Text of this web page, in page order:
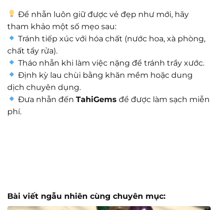
Để nhẫn luôn giữ được vẻ đẹp như mới, hãy
tham khảo một số mẹo sau:
Tránh tiếp xúc với hóa chất (nước hoa, xà phòng,
chất tẩy rửa).
Tháo nhẫn khi làm việc nặng để tránh trầy xước.
Định kỳ lau chùi bằng khăn mềm hoặc dung
dịch chuyên dụng.
Đưa nhẫn đếnTahiGems để được làm sạch miễn
phí.
Bài viết ngẫu nhiên cùng chuyên mục: